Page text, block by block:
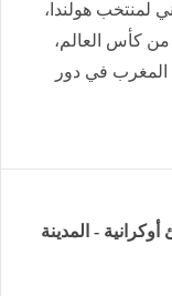
لمنتخب هولندا،
من كأس العالم،
المغرب في دور
في موانئ أوكرانية - المدينة